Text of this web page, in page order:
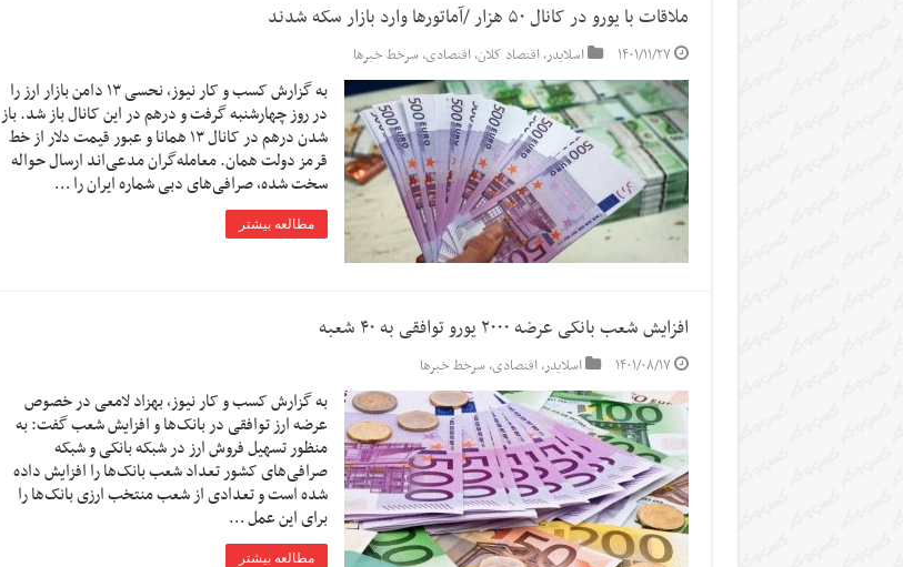
ملاقات با یورو در کانال ۵۰ هزار /آماتورها وارد بازار سکه شدند
۱۴۰۱/۱۱/۲۷ اسلایدر,اقتصاد کلان,اقتصادی,سرخط خبرها
به گزارش کسب و کار نیوز، نحسی ۱۳ دامن بازار ارز را
در روز چهارشنبه گرفت و درهم در این کانال باز شد. باز
شدن درهم در کانال ۱۳ همانا و عبور قیمت دلار از خط
قرمز دولت همان. معامله‌گران مدعی‌اند ارسال حواله
سخت شده، صرافی‌های دبی شماره ایران را …
مطالعه بیشتر
افزایش شعب بانکی عرضه ۲۰۰۰ یورو توافقی به ۴۰ شعبه
۱۴۰۱/۰۸/۱۷ اسلایدر,اقتصادی,سرخط خبرها
به گزارش کسب و کار نیوز، بهزاد لامعی در خصوص
عرضه ارز توافقی در بانک‌ها و افزایش شعب گفت: به
منظور تسهیل فروش ارز در شبکه بانکی و شبکه
صرافی‌های کشور تعداد شعب بانک‌ها را افزایش داده
شده است و تعدادی از شعب منتخب ارزی بانک‌ها را
برای این عمل …
مطالعه بیشتر